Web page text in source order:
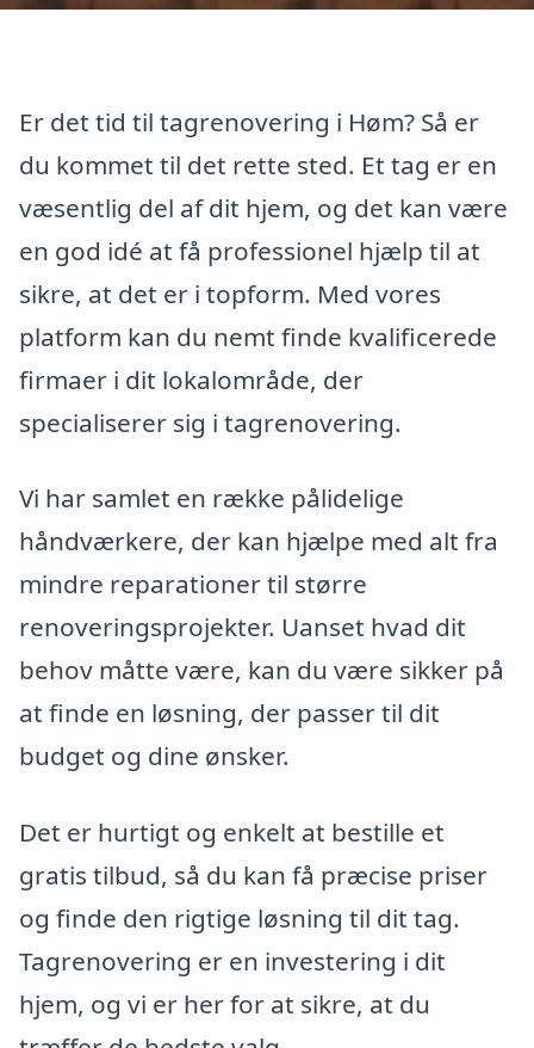
Er det tid til tagrenovering i Høm? Så er
du kommet til det rette sted. Et tag er en
væsentlig del af dit hjem, og det kan være
en god idé at få professionel hjælp til at
sikre, at det er i topform. Med vores
platform kan du nemt finde kvalificerede
firmaer i dit lokalområde, der
specialiserer sig i tagrenovering.
Vi har samlet en række pålidelige
håndværkere, der kan hjælpe med alt fra
mindre reparationer til større
renoveringsprojekter. Uanset hvad dit
behov måtte være, kan du være sikker på
at finde en løsning, der passer til dit
budget og dine ønsker.
Det er hurtigt og enkelt at bestille et
gratis tilbud, så du kan få præcise priser
og finde den rigtige løsning til dit tag.
Tagrenovering er en investering i dit
hjem, og vi er her for at sikre, at du